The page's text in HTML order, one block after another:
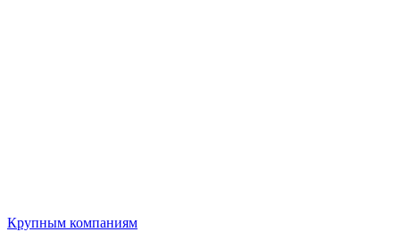
Крупным компаниям